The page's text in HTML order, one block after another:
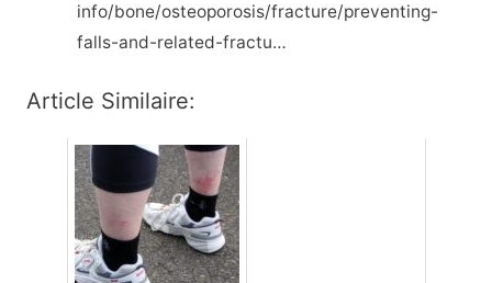
info/bone/osteoporosis/fracture/preventing-
falls-and-related-fractu…
Article Similaire: